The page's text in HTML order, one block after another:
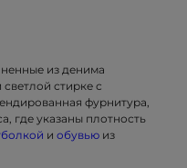
из денима
стирке с
фурнитура,
где указаны плотность
и обувью из